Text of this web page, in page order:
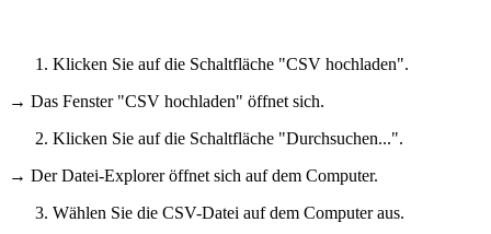
Klicken Sie auf die Schaltfläche "CSV hochladen".
→ Das Fenster "CSV hochladen" öffnet sich.
Klicken Sie auf die Schaltfläche "Durchsuchen...".
→ Der Datei-Explorer öffnet sich auf dem Computer.
Wählen Sie die CSV-Datei auf dem Computer aus.